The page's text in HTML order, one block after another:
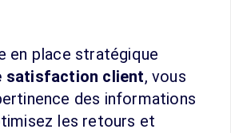
en place stratégique
satisfaction client, vous
des informations
les retours et